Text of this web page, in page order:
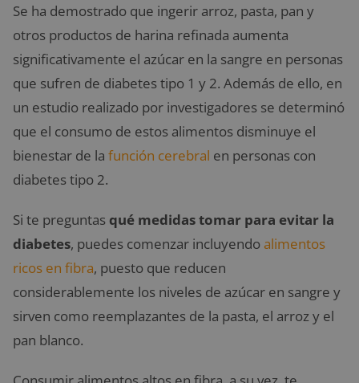
Se ha demostrado que ingerir arroz, pasta, pan y
otros productos de harina refinada aumenta
significativamente el azúcar en la sangre en personas
que sufren de diabetes tipo 1 y 2. Además de ello, en
un estudio realizado por investigadores se determinó
que el consumo de estos alimentos disminuye el
bienestar de la función cerebral en personas con
diabetes tipo 2.
Si te preguntas qué medidas tomar para evitar la
diabetes, puedes comenzar incluyendoalimentos
ricos en fibra, puesto que reducen
considerablemente los niveles de azúcar en sangre y
sirven como reemplazantes de la pasta, el arroz y el
pan blanco.